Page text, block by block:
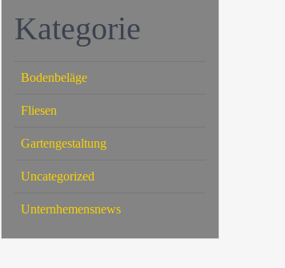
Kategorie
Bodenbeläge
Fliesen
Gartengestaltung
Uncategorized
Unternhemensnews